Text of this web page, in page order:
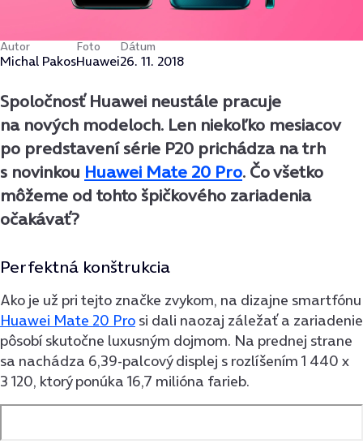
Autor
Michal Pakos
Foto
Huawei
Dátum
26. 11. 2018
Spoločnosť Huawei neustále pracuje
na nových modeloch. Len niekoľko mesiacov
po predstavení série P20 prichádza na trh
s novinkou Huawei Mate 20 Pro. Čo všetko
môžeme od tohto špičkového zariadenia
očakávať?
Perfektná konštrukcia
Ako je už pri tejto značke zvykom, na dizajne smartfónu
Huawei Mate 20 Pro si dali naozaj záležať a zariadenie
pôsobí skutočne luxusným dojmom. Na prednej strane
sa nachádza 6,39-palcový displej s rozlíšením 1 440 x
3 120, ktorý ponúka 16,7 milióna farieb.